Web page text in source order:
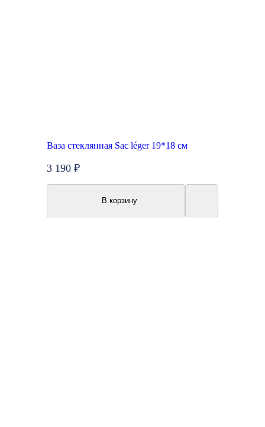
Ваза стеклянная Sac léger 19*18 см
3 190 ₽
В корзину